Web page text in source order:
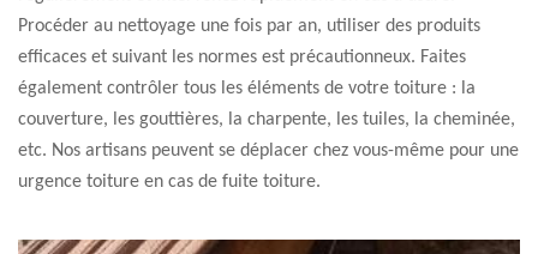
Procéder au nettoyage une fois par an, utiliser des produits
efficaces et suivant les normes est précautionneux. Faites
également contrôler tous les éléments de votre toiture : la
couverture, les gouttières, la charpente, les tuiles, la cheminée,
etc. Nos artisans peuvent se déplacer chez vous-même pour une
urgence toiture en cas de fuite toiture.